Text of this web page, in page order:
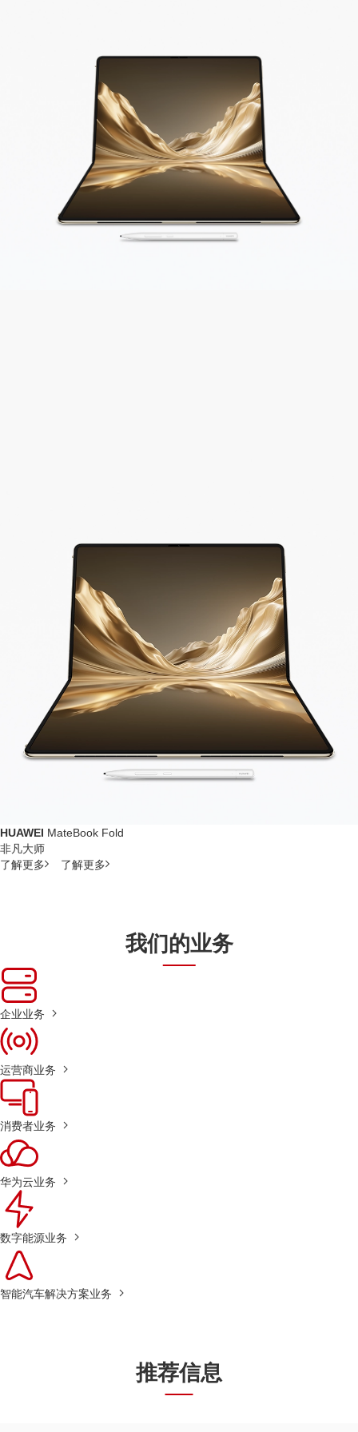
HUAWEI MateBook Fold
非凡大师
了解更多
了解更多
我们的业务
企业业务
运营商业务
消费者业务
华为云业务
数字能源业务
智能汽车解决方案业务
推荐信息